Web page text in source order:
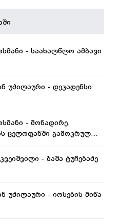
ნინო როსმანი - საახალწლო ამბავი
ზელიმხან უძილაური - დეკადენსი
- მონადირე.
ცელოფანში გამოკრულ
საბა ლეკვეიშვილი - ბაშა ტუჩებაძე
ზელიმხან უძილაური - იოსების მიწა